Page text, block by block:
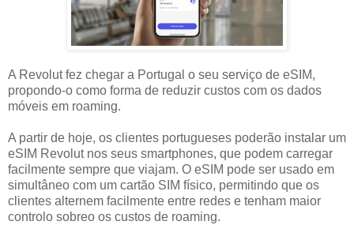
A Revolut fez chegar a Portugal o seu serviço de eSIM,
propondo-o como forma de reduzir custos com os dados
móveis em roaming.
A partir de hoje, os clientes portugueses poderão instalar um
eSIM Revolut nos seus smartphones, que podem carregar
facilmente sempre que viajam. O eSIM pode ser usado em
simultâneo com um cartão SIM físico, permitindo que os
clientes alternem facilmente entre redes e tenham maior
controlo sobreo os custos de roaming.